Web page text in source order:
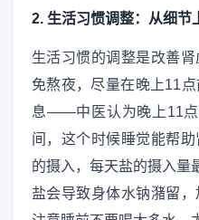
2. 生活习惯调整：从细节
生活习惯的调整是改善
免熬夜，尽量在晚上11
息——中医认为晚上11点
间，这个时候睡觉能帮
的摄入，每天盐的摄入量
盐会导致身体水钠潴留